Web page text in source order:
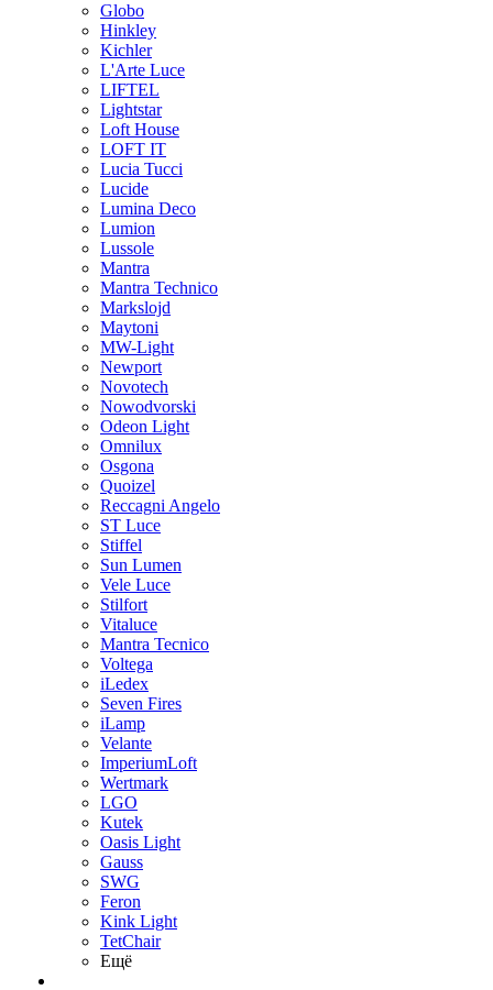
Globo
Hinkley
Kichler
L'Arte Luce
LIFTEL
Lightstar
Loft House
LOFT IT
Lucia Tucci
Lucide
Lumina Deco
Lumion
Lussole
Mantra
Mantra Technico
Markslojd
Maytoni
MW-Light
Newport
Novotech
Nowodvorski
Odeon Light
Omnilux
Osgona
Quoizel
Reccagni Angelo
ST Luce
Stiffel
Sun Lumen
Vele Luce
Stilfort
Vitaluce
Mantra Tecnico
Voltega
iLedex
Seven Fires
iLamp
Velante
ImperiumLoft
Wertmark
LGO
Kutek
Oasis Light
Gauss
SWG
Feron
Kink Light
TetСhair
Ещё